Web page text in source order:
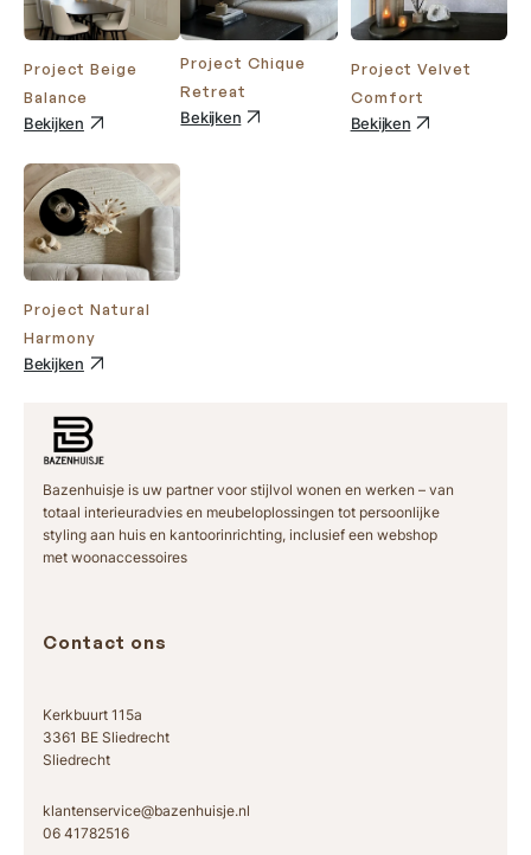
Project Beige
Balance
Bekijken
Project Chique
Retreat
Bekijken
Project Velvet
Comfort
Bekijken
Project Natural
Harmony
Bekijken
Bazenhuisje is uw partner voor stijlvol wonen en werken – van
totaal interieuradvies en meubeloplossingen tot persoonlijke
styling aan huis en kantoorinrichting, inclusief een webshop
met woonaccessoires
Contact ons
Kerkbuurt 115a
3361 BE Sliedrecht
Sliedrecht
klantenservice@bazenhuisje.nl
06 41782516